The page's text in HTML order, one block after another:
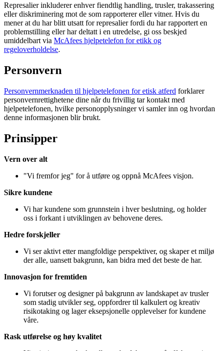
Represalier inkluderer enhver fiendtlig handling, trusler, trakassering
eller diskriminering mot de som rapporterer eller vitner. Hvis du
mener at du har blitt utsatt for represalier fordi du har rapportert en
problemstilling eller har deltatt i en utredelse, gi oss beskjed
umiddelbart via McAfees hjelpetelefon for etikk og
regeloverholdelse.
Personvern
Personvernmerknaden til hjelpetelefonen for etisk atferd forklarer
personvernrettighetene dine når du frivillig tar kontakt med
hjelpetelefonen, hvilke personopplysninger vi samler inn og hvordan
denne informasjonen blir brukt.
Prinsipper
Vern over alt
"Vi fremfor jeg" for å utføre og oppnå McAfees visjon.
Sikre kundene
Vi har kundene som grunnstein i hver beslutning, og holder
oss i forkant i utviklingen av behovene deres.
Hedre forskjeller
Vi ser aktivt etter mangfoldige perspektiver, og skaper et miljø
der alle, uansett bakgrunn, kan bidra med det beste de har.
Innovasjon for fremtiden
Vi forutser og designer på bakgrunn av landskapet av trusler
som stadig utvikler seg, oppfordrer til kalkulert og kreativ
risikotaking og lager eksepsjonelle opplevelser for kundene
våre.
Rask utførelse og høy kvalitet